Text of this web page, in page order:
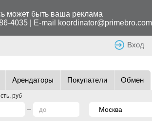
может быть ваша реклама
4035| E-mail koordinator@primebro.com
Вход
Арендаторы Покупатели Обмен
руб